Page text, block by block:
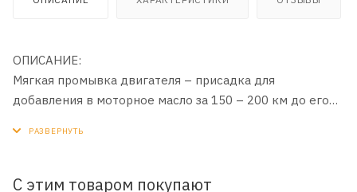
ОПИСАНИЕ:
Мягкая промывка двигателя – присадка для
добавления в моторное масло за 150 – 200 км до его
и продлевает срок их службы. Активные компоненты
С этим товаром покупают